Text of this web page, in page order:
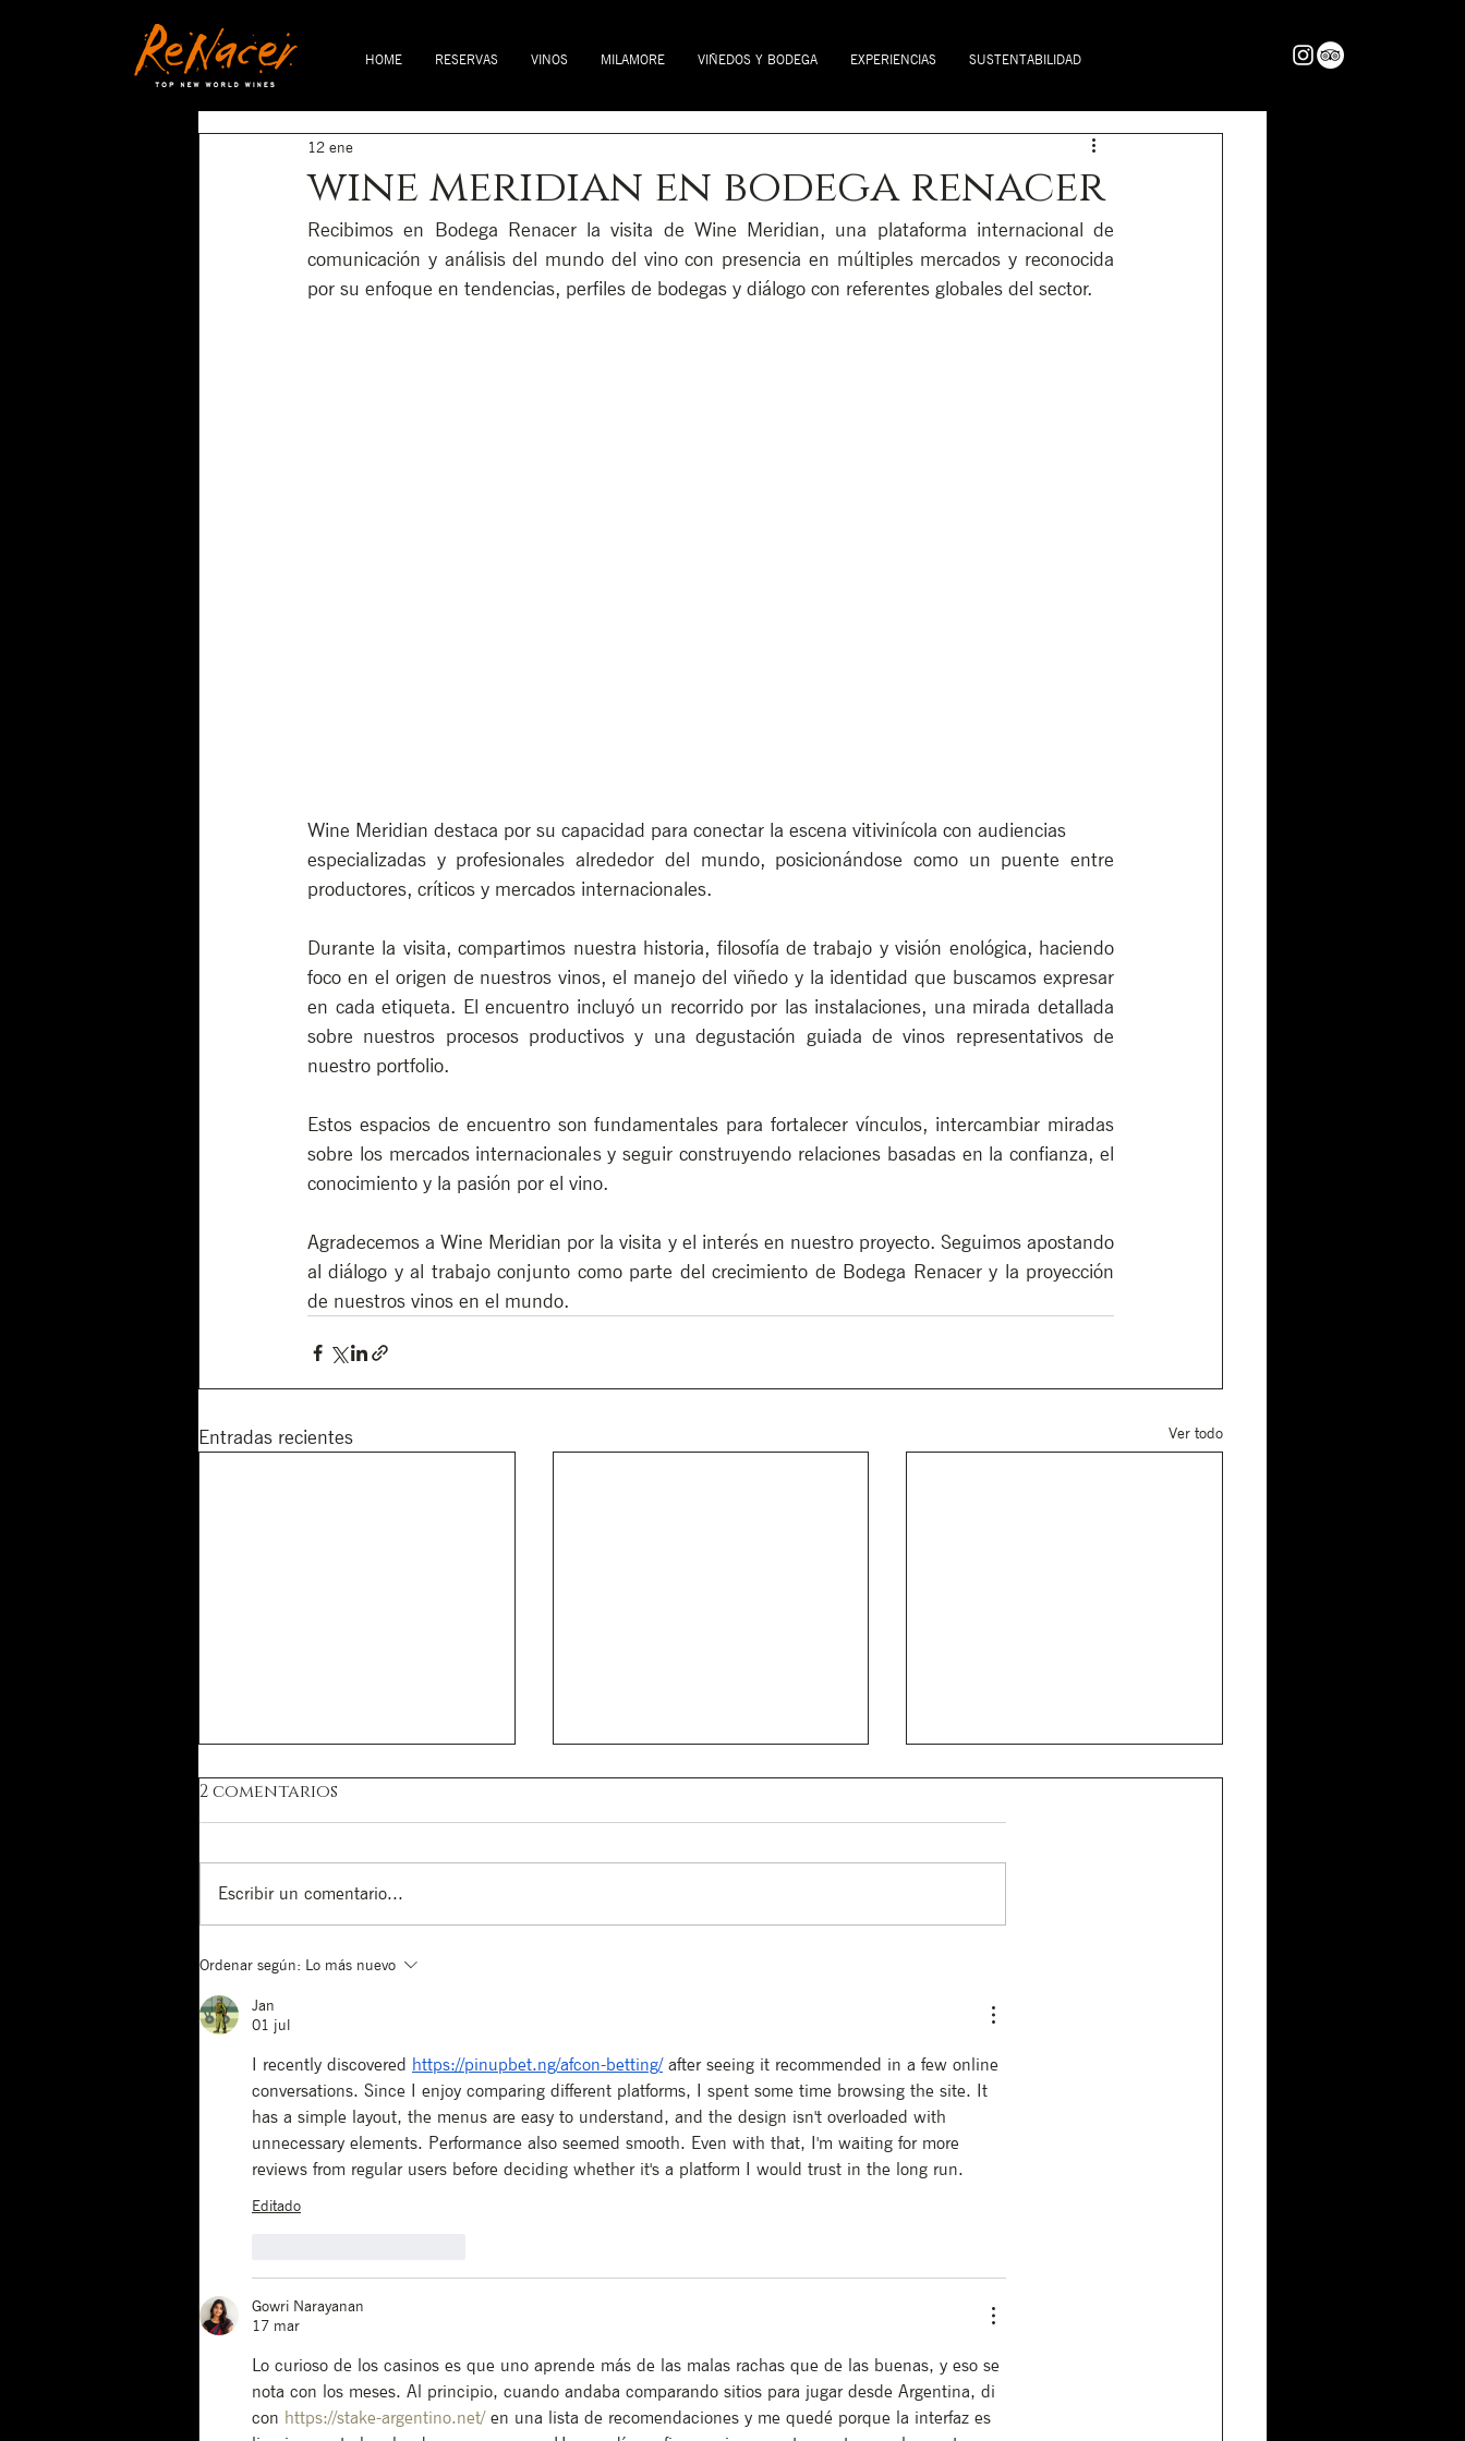
HOME RESERVAS VINOS MILAMORE VIÑEDOS Y BODEGA EXPERIENCIAS SUSTENTABILIDAD
wine meridian en bodega renacer
12 ene
Recibimos en Bodega Renacer la visita de Wine Meridian, una plataforma internacional de
comunicación y análisis del mundo del vino con presencia en múltiples mercados y reconocida
por su enfoque en tendencias, perfiles de bodegas y diálogo con referentes globales del sector.
Wine Meridian destaca por su capacidad para conectar la escena vitivinícola con audiencias
especializadas y profesionales alrededor del mundo, posicionándose como un puente entre
productores, críticos y mercados internacionales.
Durante la visita, compartimos nuestra historia, filosofía de trabajo y visión enológica, haciendo
foco en el origen de nuestros vinos, el manejo del viñedo y la identidad que buscamos expresar
en cada etiqueta. El encuentro incluyó un recorrido por las instalaciones, una mirada detallada
sobre nuestros procesos productivos y una degustación guiada de vinos representativos de
nuestro portfolio.
Estos espacios de encuentro son fundamentales para fortalecer vínculos, intercambiar miradas
sobre los mercados internacionales y seguir construyendo relaciones basadas en la confianza, el
conocimiento y la pasión por el vino.
Agradecemos a Wine Meridian por la visita y el interés en nuestro proyecto. Seguimos apostando
al diálogo y al trabajo conjunto como parte del crecimiento de Bodega Renacer y la proyección
de nuestros vinos en el mundo.
Entradas recientes Ver todo
De Estados Unidos a
2 comentarios
Escribir un comentario...
Ordenar según: Lo más nuevo
Jan
01 jul
I recently discovered https://pinupbet.ng/afcon-betting/ after seeing it recommended in a few online
conversations. Since I enjoy comparing different platforms, I spent some time browsing the site. It
has a simple layout, the menus are easy to understand, and the design isn't overloaded with
unnecessary elements. Performance also seemed smooth. Even with that, I'm waiting for more
reviews from regular users before deciding whether it's a platform I would trust in the long run.
Editado
Gowri Narayanan
17 mar
Lo curioso de los casinos es que uno aprende más de las malas rachas que de las buenas, y eso se
nota con los meses. Al principio, cuando andaba comparando sitios para jugar desde Argentina, di
con https://stake-argentino.net/ en una lista de recomendaciones y me quedé porque la interfaz es